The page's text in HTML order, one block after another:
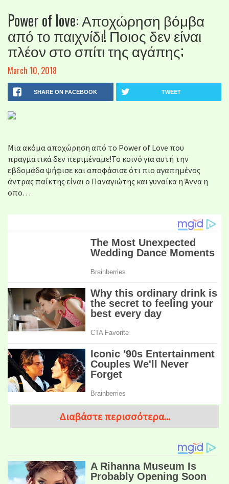
Power of love: Αποχώρηση βόμβα
από το παιχνίδι! Ποιος δεν είναι
πλέον στο σπίτι της αγάπης;
March 10, 2018
SHARE ON FACEBOOK TWEET
Μια ακόμα αποχώρηση από το Power of Love που
πραγματικά δεν περιμέναμε!Το κοινό για αυτή την
εβδομάδα ψήφισε και αποφάσισε ότι πιο αγαπημένος
άντρας παίκτης είναι ο Παναγιώτης και γυναίκα η Άννα η
οπο…
Διαβάστε περισσότερα...